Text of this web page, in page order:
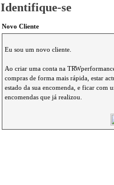
Identifique-se
Novo Cliente
Eu sou um novo cliente.
Ao criar uma conta na
compras de forma mais rápida, estar
estado da sua encomenda, e ficar com
encomendas que já realizou.